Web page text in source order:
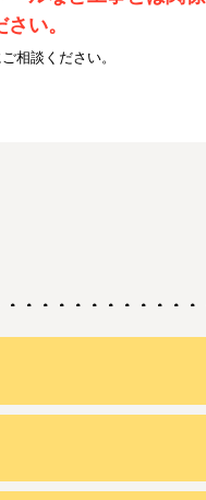
い。
相談ください。